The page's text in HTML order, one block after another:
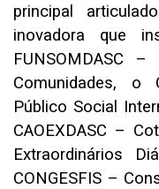
principal
inovadora que
FUNSOMDASC
Comunidades, o
Público Social
CAOEXDASC –
Extraordinários
CONGESFIS –